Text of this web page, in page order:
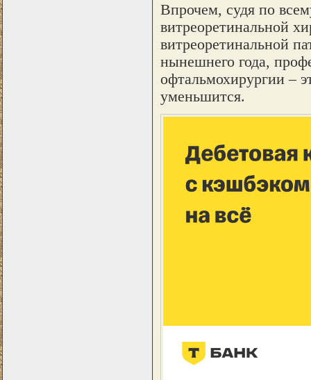
Впрочем, судя по
витреоретинальной
витреоретинальной
нынешнего года,
офтальмохирургии –
уменьшится.